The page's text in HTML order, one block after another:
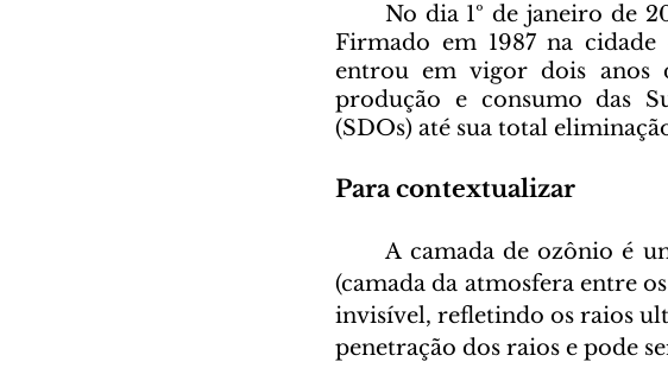
No dia 1º de janeiro de
Firmado em 1987 na
entrou em vigor dois anos
produção e consumo das
(SDOs) até sua total
Para contextualizar
	A camada de ozônio é uma concentração gasosa localizada na estratosfera
(camada da atmosfera entre
invisível, refletindo os raios
penetração dos raios e pode